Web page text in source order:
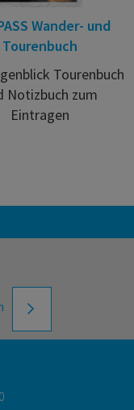
Wander- und
Tourenbuch
Tourenbuch
Notizbuch zum
Eintragen